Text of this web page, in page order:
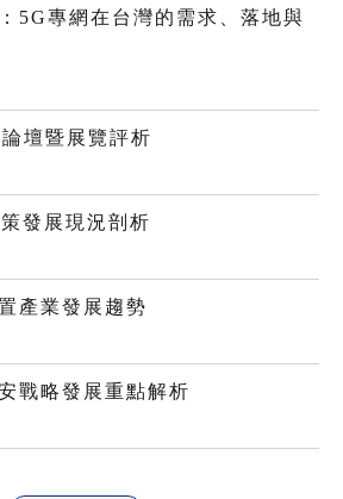
5G專網在台灣的需求、落地與
壇暨展覽評析
發展現況剖析
產業發展趨勢
戰略發展重點解析